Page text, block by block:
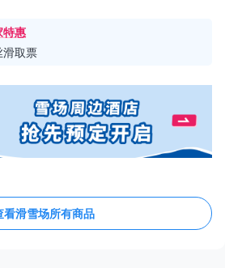
特惠
滑取票
看滑雪场所有商品